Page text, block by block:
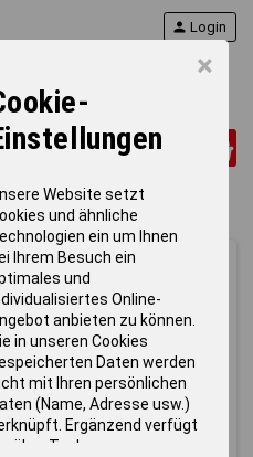
×
Website setzt
und ähnliche
ein um Ihnen
Ihrem Besuch ein
und
Online-
anbieten zu können.
in unseren Cookies
Daten werden
mit Ihren persönlichen
(Name, Adresse usw.)
Ergänzend verfügt
über Tools von
search
person Login
Training Lite